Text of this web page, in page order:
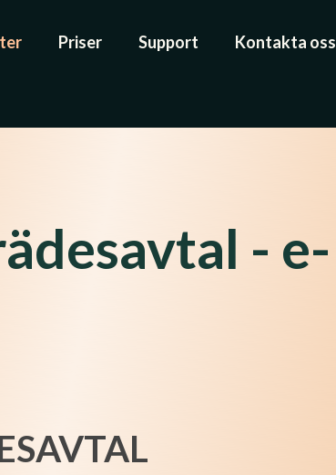
Priser Support
Kontakta oss
- e-